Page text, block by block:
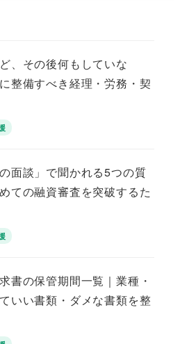
、その後何もしていな
整備すべき経理・労務・契
面談」で聞かれる5つの質
の融資審査を突破するた
書の保管期間一覧｜業種・
いい書類・ダメな書類を整